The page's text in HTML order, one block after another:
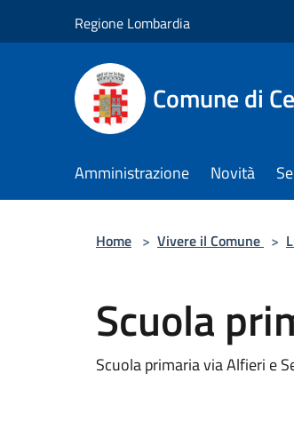
Regione Lombardia
Comune di
Amministrazione Novità
Home > Vivere il Comune >
Scuola
Scuola primaria via Alfieri e